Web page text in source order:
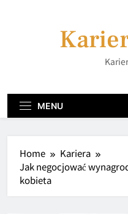
MENU
Home
Kariera
Jak negocjować
kobieta